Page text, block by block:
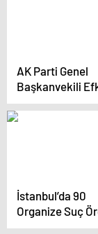
AK Parti Genel
Başkanvekili
Ala: Yeniden
Partisi CHP’nin
İstanbul’da 90
Organize Suç
Çökertildi